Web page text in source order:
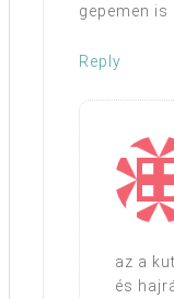
gepemen is
Reply
az a
és